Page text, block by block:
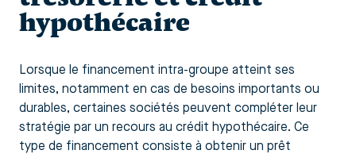
hypothécaire
Lorsque le financement intra-groupe atteint ses
limites, notamment en cas de besoins importants ou
durables, certaines sociétés peuvent compléter leur
stratégie par un recours au crédit hypothécaire. Ce
type de financement consiste à obtenir un prêt